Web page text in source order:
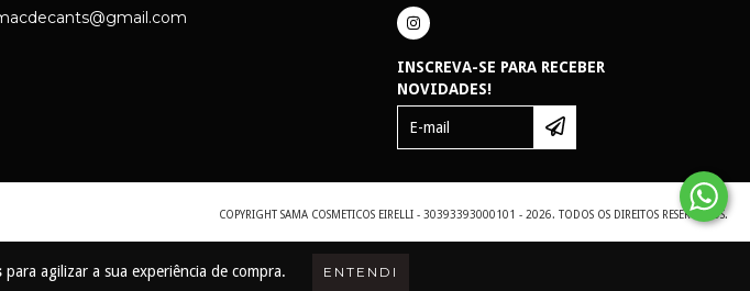
para agilizar a sua experiência de compra. ENTENDI
INSCREVA-SE PARA RECEBER
NOVIDADES!
COPYRIGHT SAMA COSMETICOS EIRELLI - 30393393000101 - 2026. TODOS OS DIREITOS RESERVADOS.